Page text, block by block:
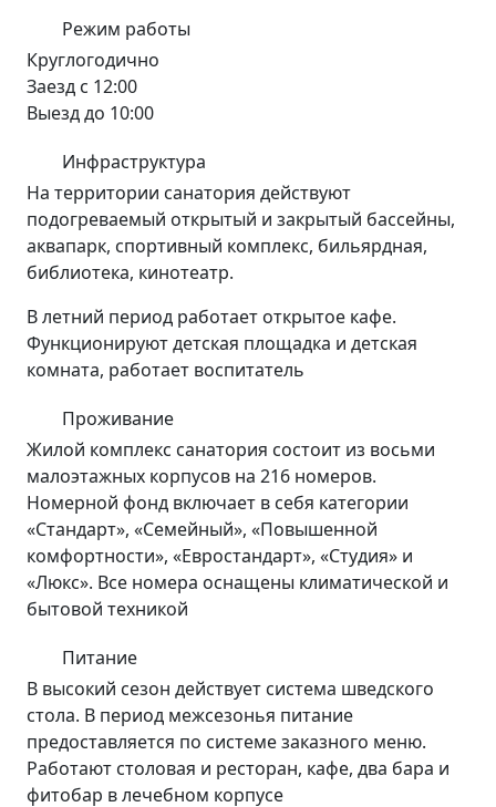
Режим работы
Круглогодично
Заезд с 12:00
Выезд до 10:00
Инфраструктура
На территории санатория действуют
подогреваемый открытый и закрытый бассейны,
аквапарк, спортивный комплекс, бильярдная,
библиотека, кинотеатр.
В летний период работает открытое кафе.
Функционируют детская площадка и детская
комната, работает воспитатель
Проживание
Жилой комплекс санатория состоит из восьми
малоэтажных корпусов на 216 номеров.
Номерной фонд включает в себя категории
«Стандарт», «Семейный», «Повышенной
комфортности», «Евростандарт», «Студия» и
«Люкс». Все номера оснащены климатической и
бытовой техникой
Питание
В высокий сезон действует система шведского
стола. В период межсезонья питание
предоставляется по системе заказного меню.
Работают столовая и ресторан, кафе, два бара и
фитобар в лечебном корпусе